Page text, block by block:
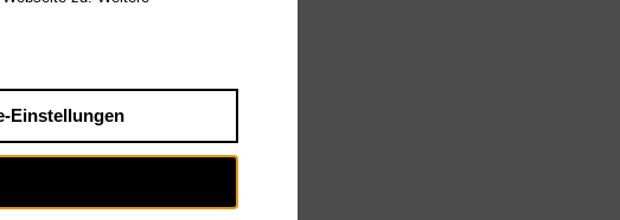
Einstellungen